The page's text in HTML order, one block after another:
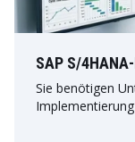
SAP S/
Sie benötigen